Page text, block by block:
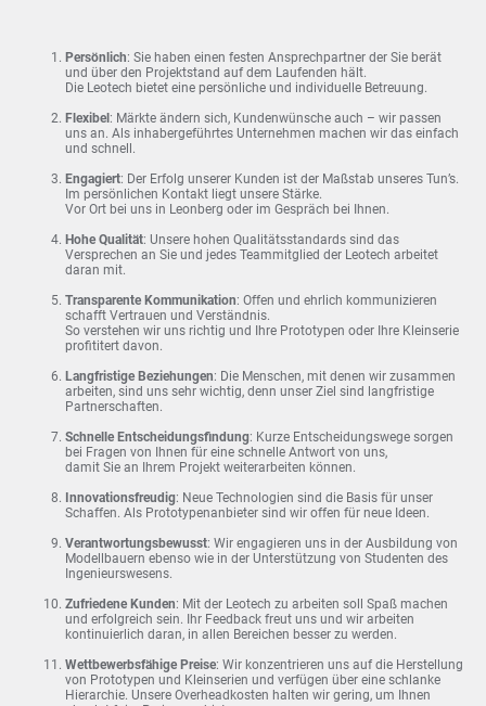
Persönlich: Sie haben einen festen Ansprechpartner der Sie berät
und über den Projektstand auf dem Laufenden hält.
Die Leotech bietet eine persönliche und individuelle Betreuung.
Flexibel : Märkte ändern sich, Kundenwünsche auch – wir passen
uns an. Als inhabergeführtes Unternehmen machen wir das einfach
und schnell.
Engagiert: Der Erfolg unserer Kunden ist der Maßstab unseres Tun’s.
Im persönlichen Kontakt liegt unsere Stärke.
Vor Ort bei uns in Leonberg oder im Gespräch bei Ihnen.
Hohe Qualität: Unsere hohen Qualitätsstandards sind das
Versprechen an Sie und jedes Teammitglied der Leotech arbeitet
daran mit.
Transparente Kommunikation: Offen und ehrlich kommunizieren
schafft Vertrauen und Verständnis.
So verstehen wir uns richtig und Ihre Prototypen oder Ihre Kleinserie
profititert davon.
Langfristige Beziehungen: Die Menschen, mit denen wir zusammen
arbeiten, sind uns sehr wichtig, denn unser Ziel sind langfristige
Partnerschaften.
Schnelle Entscheidungsfindung: Kurze Entscheidungswege sorgen
bei Fragen von Ihnen für eine schnelle Antwort von uns,
damit Sie an Ihrem Projekt weiterarbeiten können.
Innovationsfreudig: Neue Technologien sind die Basis für unser
Schaffen. Als Prototypenanbieter sind wir offen für neue Ideen.
Verantwortungsbewusst: Wir engagieren uns in der Ausbildung von
Modellbauern ebenso wie in der Unterstützung von Studenten des
Ingenieurswesens.
Zufriedene Kunden: Mit der Leotech zu arbeiten soll Spaß machen
und erfolgreich sein. Ihr Feedback freut uns und wir arbeiten
kontinuierlich daran, in allen Bereichen besser zu werden.
Wettbewerbsfähige Preise: Wir konzentrieren uns auf die Herstellung
von Prototypen und Kleinserien und verfügen über eine schlanke
Hierarchie. Unsere Overheadkosten halten wir gering, um Ihnen